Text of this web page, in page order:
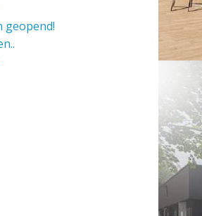
geopend!